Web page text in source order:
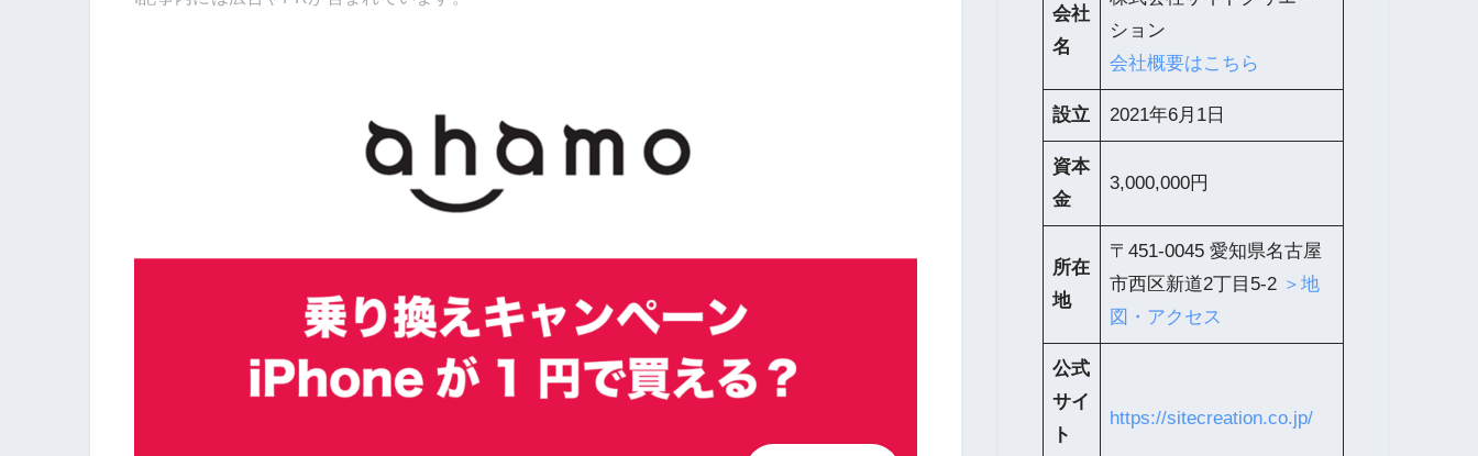
会社
名
ション
会社概要はこちら
設立 2021年6月1日
資本
金
3,000,000円
所在
地
〒451-0045 愛知県名古屋
市西区新道2丁目5-2 ＞地
図・アクセス
公式
サイ
ト
https://sitecreation.co.jp/